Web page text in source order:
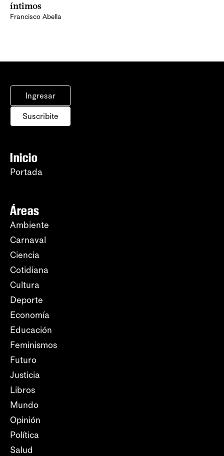
íntimos
Francisco Abella
Ingresar
Suscribite
Inicio
Portada
Áreas
Ambiente
Carnaval
Ciencia
Cotidiana
Cultura
Deporte
Economía
Educación
Feminismos
Futuro
Justicia
Libros
Mundo
Opinión
Política
Salud